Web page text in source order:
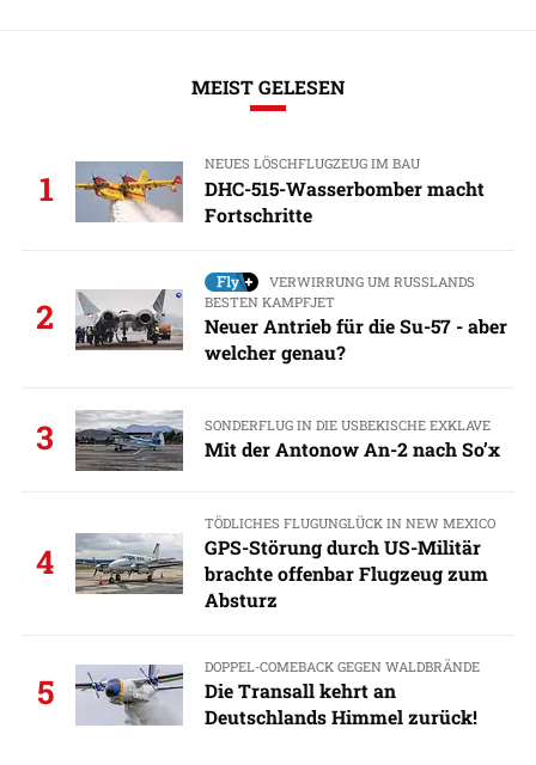
MEIST GELESEN
1
NEUES LÖSCHFLUGZEUG IM BAU
DHC-515-Wasserbomber macht
Fortschritte
2
VERWIRRUNG UM RUSSLANDS
BESTEN KAMPFJET
Neuer Antrieb für die Su-57 - aber
welcher genau?
3 SONDERFLUG IN DIE USBEKISCHE EXKLAVE
Mit der Antonow An-2 nach So’x
4
TÖDLICHES FLUGUNGLÜCK IN NEW MEXICO
GPS-Störung durch US-Militär
brachte offenbar Flugzeug zum
Absturz
5
DOPPEL-COMEBACK GEGEN WALDBRÄNDE
Die Transall kehrt an
Deutschlands Himmel zurück!